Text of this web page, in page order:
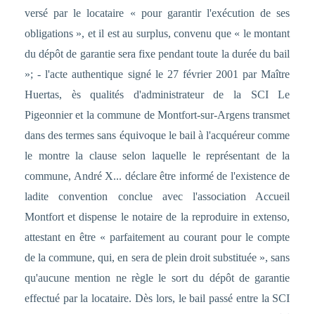
versé par le locataire « pour garantir l'exécution de ses
obligations », et il est au surplus, convenu que « le montant
du dépôt de garantie sera fixe pendant toute la durée du bail
»; - l'acte authentique signé le 27 février 2001 par Maître
Huertas, ès qualités d'administrateur de la SCI Le
Pigeonnier et la commune de Montfort-sur-Argens transmet
dans des termes sans équivoque le bail à l'acquéreur comme
le montre la clause selon laquelle le représentant de la
commune, André X... déclare être informé de l'existence de
ladite convention conclue avec l'association Accueil
Montfort et dispense le notaire de la reproduire in extenso,
attestant en être « parfaitement au courant pour le compte
de la commune, qui, en sera de plein droit substituée », sans
qu'aucune mention ne règle le sort du dépôt de garantie
effectué par la locataire. Dès lors, le bail passé entre la SCI